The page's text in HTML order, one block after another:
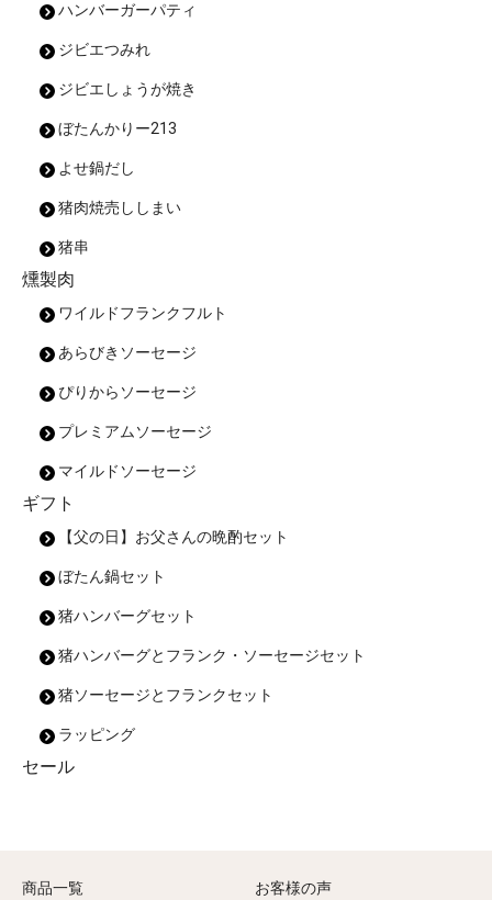
ハンバーガーパティ
ジビエつみれ
ジビエしょうが焼き
ぼたんかりー213
よせ鍋だし
猪肉焼売ししまい
猪串
燻製肉
ワイルドフランクフルト
あらびきソーセージ
ぴりからソーセージ
プレミアムソーセージ
マイルドソーセージ
ギフト
【父の日】お父さんの晩酌セット
ぼたん鍋セット
猪ハンバーグセット
猪ハンバーグとフランク・ソーセージセット
猪ソーセージとフランクセット
ラッピング
セール
商品一覧 お客様の声